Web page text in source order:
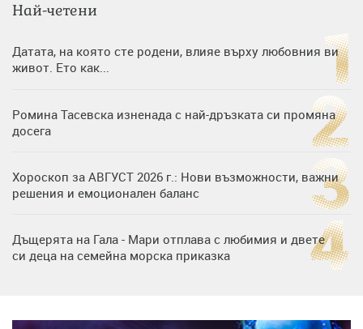
Най-четени
Датата, на която сте родени, влияе върху любовния ви
живот. Ето как...
Ромина Тасевска изненада с най-дръзката си промяна
досега
Хороскоп за АВГУСТ 2026 г.: Нови възможности, важни
решения и емоционален баланс
Дъщерята на Гала - Мари отплава с любимия и двете
си деца на семейна морска приказка
свят ден